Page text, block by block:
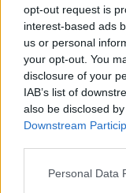
opt-out request is
interest-based ads
us or personal
your opt-out. You
disclosure of your
IAB’s list of
also be disclosed
Downstream
Please note that
Personal Data
Ιδιαίτερη
ελληνικής
επισκευών
στο ανθρώπινο
τεχνιτών και
αποφοίτων.
συνεργασία με